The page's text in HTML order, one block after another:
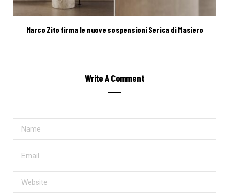
Marco Zito firma le nuove sospensioni Serica di Masiero
Write A Comment